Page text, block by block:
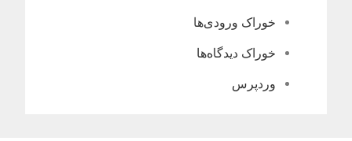
خوراک ورودی‌ها
خوراک دیدگاه‌ها
وردپرس